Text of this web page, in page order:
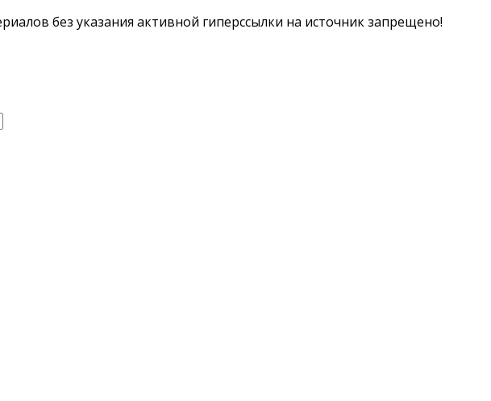
без указания активной гиперссылки на источник запрещено!